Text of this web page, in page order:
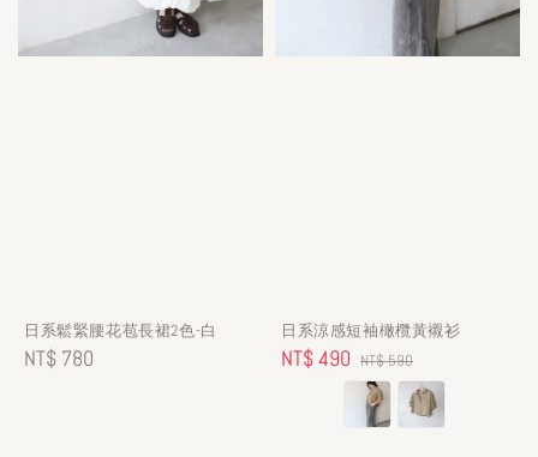
日系鬆緊腰花苞長裙2色-白
Regular
NT$ 780
日系涼感短袖橄欖黃襯衫
Sale
NT$ 490 Regular
price
NT$ 590